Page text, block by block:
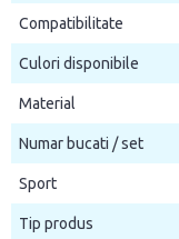
Compatibilitate
Culori disponibile
Material
Numar bucati / set
Sport
Tip produs